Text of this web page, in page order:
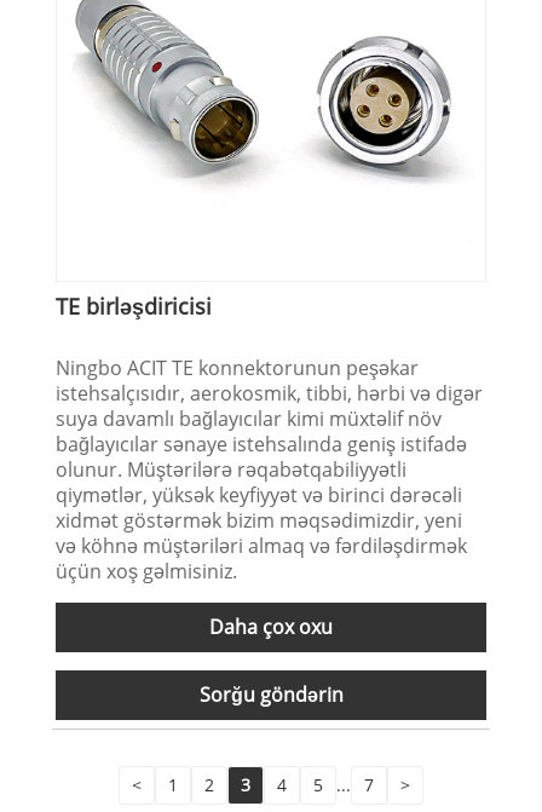
TE birləşdiricisi
Ningbo ACIT TE konnektorunun peşəkar
istehsalçısıdır, aerokosmik, tibbi, hərbi və digər
suya davamlı bağlayıcılar kimi müxtəlif növ
bağlayıcılar sənaye istehsalında geniş istifadə
olunur. Müştərilərə rəqabətqabiliyyətli
qiymətlər, yüksək keyfiyyət və birinci dərəcəli
xidmət göstərmək bizim məqsədimizdir, yeni
və köhnə müştəriləri almaq və fərdiləşdirmək
üçün xoş gəlmisiniz.
Daha çox oxu
Sorğu göndərin
< 1 2 3 4 5 ... 7 >